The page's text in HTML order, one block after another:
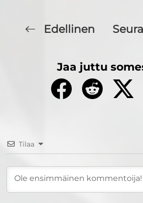
Edellinen
Jaa juttu
Tilaa